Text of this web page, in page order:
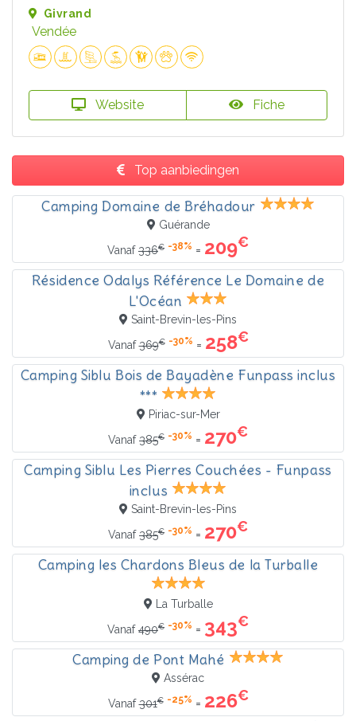
Givrand
Vendée
Website Fiche
Top aanbiedingen
Camping Domaine de Bréhadour
Guérande
Vanaf336€ -38% = 209€
Résidence Odalys Référence Le Domaine de
L'Océan
Saint-Brevin-les-Pins
Vanaf369€ -30% = 258€
Camping Siblu Bois de Bayadène Funpass inclus
***
Piriac-sur-Mer
Vanaf385€ -30% = 270€
Camping Siblu Les Pierres Couchées - Funpass
inclus
Saint-Brevin-les-Pins
Vanaf385€ -30% = 270€
Camping les Chardons Bleus de la Turballe
La Turballe
Vanaf490€ -30% = 343€
Camping de Pont Mahé
Assérac
Vanaf301€ -25% = 226€